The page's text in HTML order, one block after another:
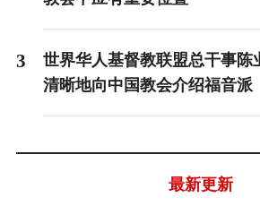
3
世界华人基督教联盟总干事陈
清晰地向中国教会介绍福音派
最新更新